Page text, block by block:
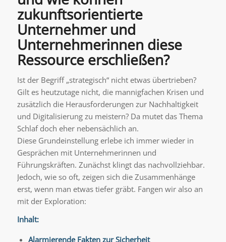
zukunftsorientierte
Unternehmer und
Unternehmerinnen diese
Ressource erschließen?
Ist der Begriff „strategisch“ nicht etwas übertrieben?
Gilt es heutzutage nicht, die mannigfachen Krisen und
zusätzlich die Herausforderungen zur Nachhaltigkeit
und Digitalisierung zu meistern? Da mutet das Thema
Schlaf doch eher nebensächlich an.
Diese Grundeinstellung erlebe ich immer wieder in
Gesprächen mit Unternehmerinnen und
Führungskräften. Zunächst klingt das nachvollziehbar.
Jedoch, wie so oft, zeigen sich die Zusammenhänge
erst, wenn man etwas tiefer gräbt. Fangen wir also an
mit der Exploration:
Inhalt:
Alarmierende Fakten zur Sicherheit